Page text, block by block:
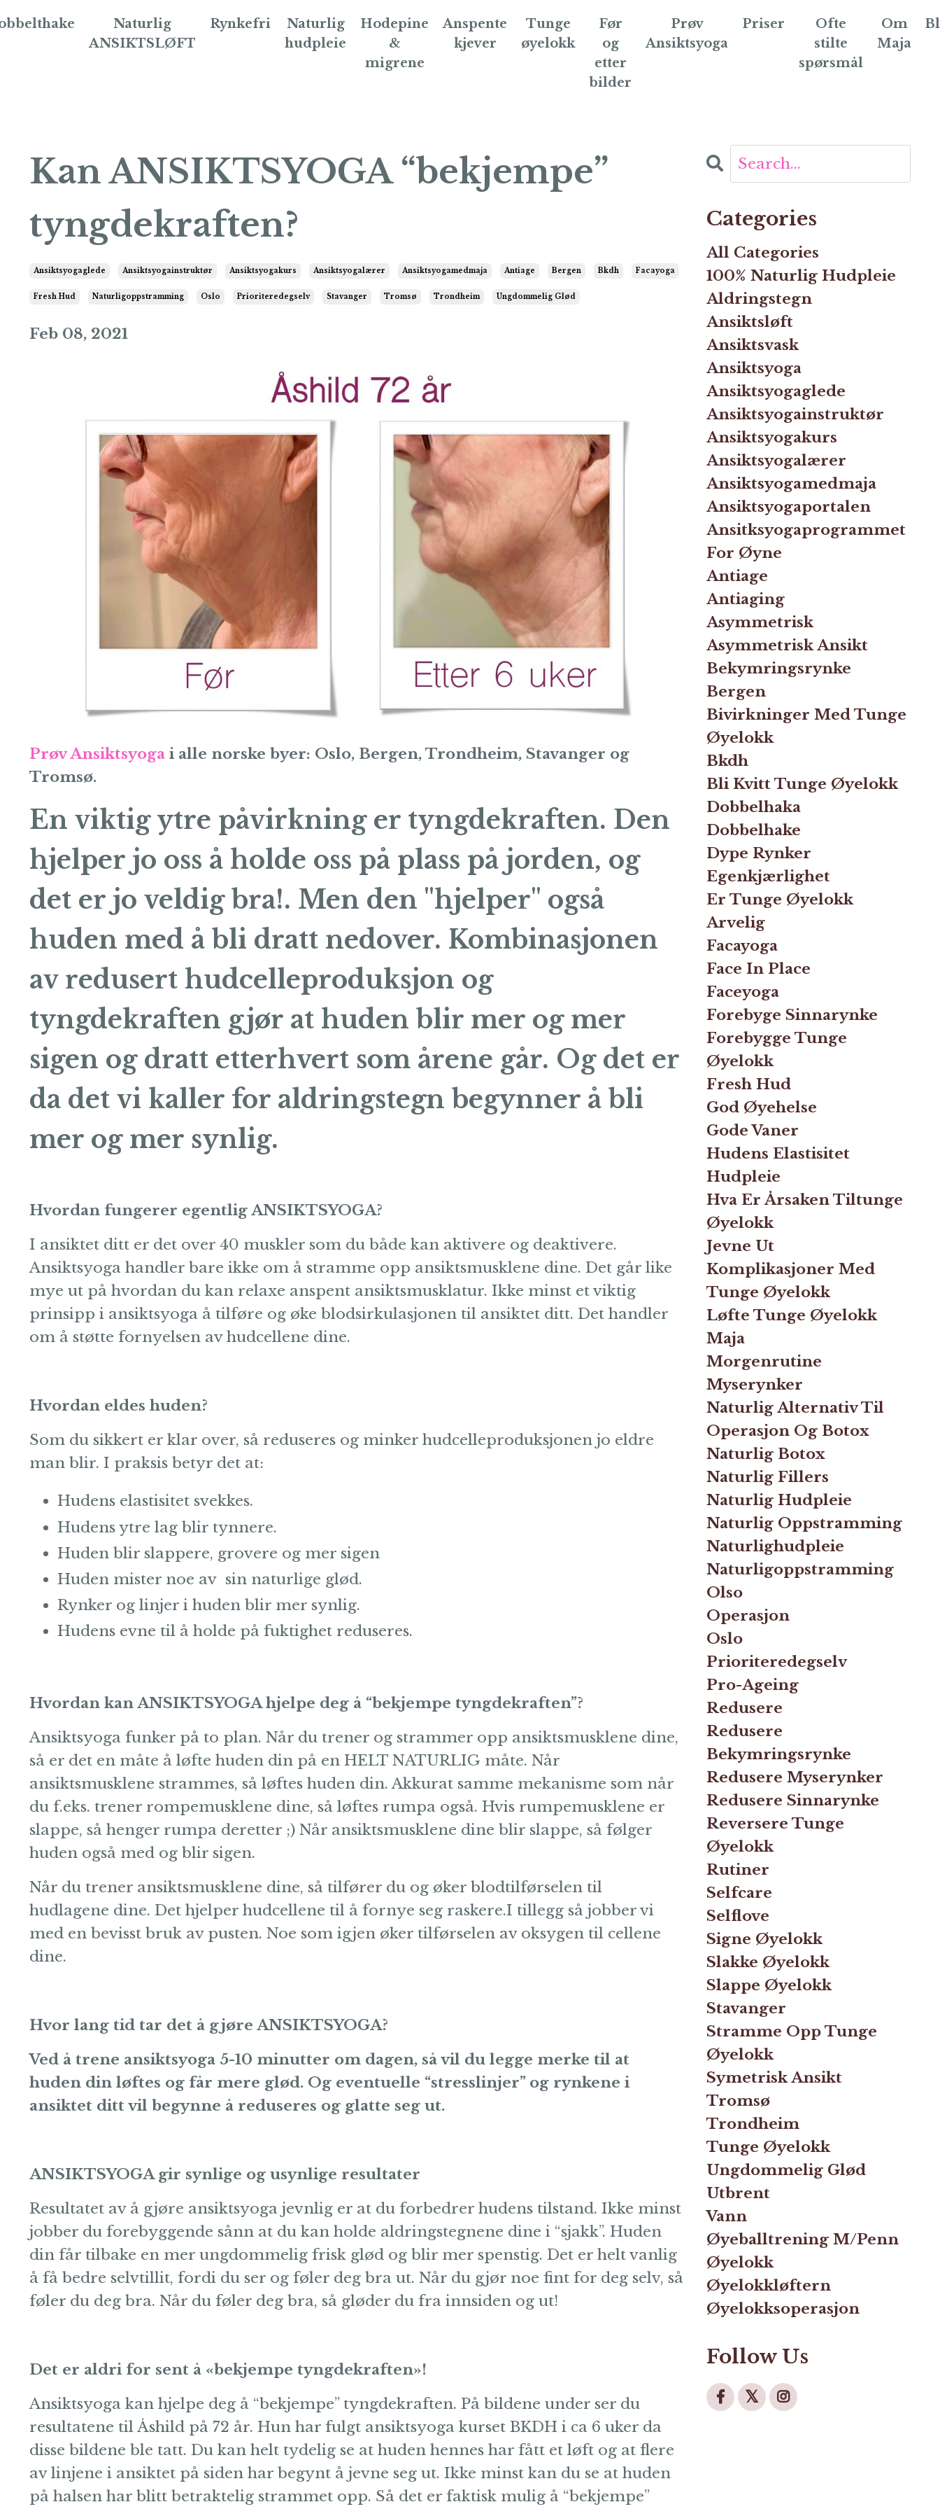
Naturlig
ANSIKTSLØFT
Rynkefri
Naturlig
hudpleie
Hodepine
&
migrene
Anspente
kjever
Tunge
øyelokk
Før
og
etter
bilder
Prøv
Ansiktsyoga
Priser
Ofte
stilte
spørsmål
Om
Maja
Kan ANSIKTSYOGA “bekjempe”
tyngdekraften?
Ansiktsyogaglede Ansiktsyogainstruktør Ansiktsyogakurs Ansiktsyogalærer Ansiktsyogamedmaja Antiage Bergen Bkdh Facayoga
Fresh Hud Naturligoppstramming Oslo Prioriteredegselv Stavanger Tromsø Trondheim Ungdommelig Glød
Feb 08, 2021
Prøv Ansiktsyoga i alle norske byer: Oslo, Bergen, Trondheim, Stavanger og
Tromsø.
En viktig ytre påvirkning er tyngdekraften. Den
hjelper jo oss å holde oss på plass på jorden, og
det er jo veldig bra!. Men den "hjelper" også
huden med å bli dratt nedover. Kombinasjonen
av redusert hudcelleproduksjon og
tyngdekraften gjør at huden blir mer og mer
sigen og dratt etterhvert som årene går. Og det er
da det vi kaller for aldringstegn begynner å bli
mer og mer synlig.
Hvordan fungerer egentlig ANSIKTSYOGA?
I ansiktet ditt er det over 40 muskler som du både kan aktivere og deaktivere.
Ansiktsyoga handler bare ikke om å stramme opp ansiktsmusklene dine. Det går like
mye ut på hvordan du kan relaxe anspent ansiktsmusklatur. Ikke minst et viktig
prinsipp i ansiktsyoga å tilføre og øke blodsirkulasjonen til ansiktet ditt. Det handler
om å støtte fornyelsen av hudcellene dine.
Hvordan eldes huden?
Som du sikkert er klar over, så reduseres og minker hudcelleproduksjonen jo eldre
man blir. I praksis betyr det at:
Hudens elastisitet svekkes.
Hudens ytre lag blir tynnere.
Huden blir slappere, grovere og mer sigen
Huden mister noe av sin naturlige glød.
Rynker og linjer i huden blir mer synlig.
Hudens evne til å holde på fuktighet reduseres.
Hvordan kan ANSIKTSYOGA hjelpe deg å “bekjempe tyngdekraften”?
Ansiktsyoga funker på to plan. Når du trener og strammer opp ansiktsmusklene dine,
så er det en måte å løfte huden din på en HELT NATURLIG måte. Når
ansiktsmusklene strammes, så løftes huden din. Akkurat samme mekanisme som når
du f.eks. trener rompemusklene dine, så løftes rumpa også. Hvis rumpemusklene er
slappe, så henger rumpa deretter ;) Når ansiktsmusklene dine blir slappe, så følger
huden også med og blir sigen.
Når du trener ansiktsmusklene dine, så tilfører du og øker blodtilførselen til
hudlagene dine. Det hjelper hudcellene til å fornye seg raskere.I tillegg så jobber vi
med en bevisst bruk av pusten. Noe som igjen øker tilførselen av oksygen til cellene
dine.
Hvor lang tid tar det å gjøre ANSIKTSYOGA?
Ved å trene ansiktsyoga 5-10 minutter om dagen, så vil du legge merke til at
huden din løftes og får mere glød. Og eventuelle “stresslinjer” og rynkene i
ansiktet ditt vil begynne å reduseres og glatte seg ut.
ANSIKTSYOGA gir synlige og usynlige resultater
Resultatet av å gjøre ansiktsyoga jevnlig er at du forbedrer hudens tilstand. Ikke minst
jobber du forebyggende sånn at du kan holde aldringstegnene dine i “sjakk”. Huden
din får tilbake en mer ungdommelig frisk glød og blir mer spenstig. Det er helt vanlig
å få bedre selvtillit, fordi du ser og føler deg bra ut. Når du gjør noe fint for deg selv, så
føler du deg bra. Når du føler deg bra, så gløder du fra innsiden og ut!
Det er aldri for sent å «bekjempe tyngdekraften»!
Ansiktsyoga kan hjelpe deg å “bekjempe” tyngdekraften. På bildene under ser du
resultatene til Åshild på 72 år. Hun har fulgt ansiktsyoga kurset BKDH i ca 6 uker da
disse bildene ble tatt. Du kan helt tydelig se at huden hennes har fått et løft og at flere
av linjene i ansiktet på siden har begynt å jevne seg ut. Ikke minst kan du se at huden
på halsen har blitt betraktelig strammet opp. Så det er faktisk mulig å “bekjempe”
Categories
All Categories
100% Naturlig Hudpleie
Aldringstegn
Ansiktsløft
Ansiktsvask
Ansiktsyoga
Ansiktsyogaglede
Ansiktsyogainstruktør
Ansiktsyogakurs
Ansiktsyogalærer
Ansiktsyogamedmaja
Ansiktsyogaportalen
Ansitksyogaprogrammet
For Øyne
Antiage
Antiaging
Asymmetrisk
Asymmetrisk Ansikt
Bekymringsrynke
Bergen
Bivirkninger Med Tunge
Øyelokk
Bkdh
Bli Kvitt Tunge Øyelokk
Dobbelhaka
Dobbelhake
Dype Rynker
Egenkjærlighet
Er Tunge Øyelokk
Arvelig
Facayoga
Face In Place
Faceyoga
Forebyge Sinnarynke
Forebygge Tunge
Øyelokk
Fresh Hud
God Øyehelse
Gode Vaner
Hudens Elastisitet
Hudpleie
Hva Er Årsaken Tiltunge
Øyelokk
Jevne Ut
Komplikasjoner Med
Tunge Øyelokk
Løfte Tunge Øyelokk
Maja
Morgenrutine
Myserynker
Naturlig Alternativ Til
Operasjon Og Botox
Naturlig Botox
Naturlig Fillers
Naturlig Hudpleie
Naturlig Oppstramming
Naturlighudpleie
Naturligoppstramming
Olso
Operasjon
Oslo
Prioriteredegselv
Pro-Ageing
Redusere
Redusere
Bekymringsrynke
Redusere Myserynker
Redusere Sinnarynke
Reversere Tunge
Øyelokk
Rutiner
Selfcare
Selflove
Signe Øyelokk
Slakke Øyelokk
Slappe Øyelokk
Stavanger
Stramme Opp Tunge
Øyelokk
Symetrisk Ansikt
Tromsø
Trondheim
Tunge Øyelokk
Ungdommelig Glød
Utbrent
Vann
Øyeballtrening M/penn
Øyelokk
Øyelokkløftern
Øyelokksoperasjon
Follow Us